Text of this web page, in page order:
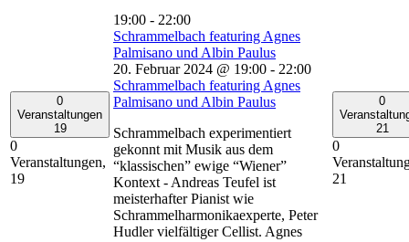
0
Veranstaltungen
19
0
Veranstaltungen,
19
19:00 - 22:00
Schrammelbach featuring Agnes
Palmisano und Albin Paulus
20. Februar 2024 @ 19:00 - 22:00
Schrammelbach featuring Agnes
Palmisano und Albin Paulus
Schrammelbach experimentiert
gekonnt mit Musik aus dem
“klassischen” ewige “Wiener”
Kontext - Andreas Teufel ist
meisterhafter Pianist wie
Schrammelharmonikaexperte, Peter
Hudler vielfältiger Cellist. Agnes
0
21
0
21